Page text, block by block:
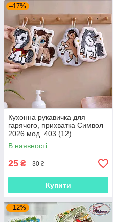
–17%
Кухонна рукавичка для
гарячого, прихватка Символ
2026 мод. 403 (12)
В наявності
25 ₴ 30 ₴
Купити
–12%